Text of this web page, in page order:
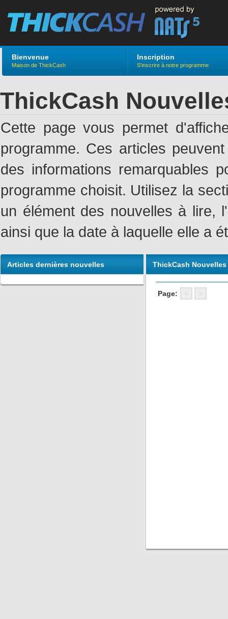
Bienvenue
Maison de ThickCash
Inscription
S'inscrire à notre programme
ThickCash
Cette page vous permet
programme. Ces articles
des informations remarquables
programme choisit. Utilisez la
un élément des nouvelles à lire,
ainsi que la date à laquelle elle a
Articles dernières nouvelles ThickCash Nouvelles
Page: